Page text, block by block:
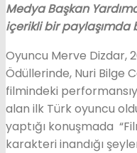
Medya Başkan
içerikli bir paylaşımda
Oyuncu Merve Dizdar,
Ödüllerinde, Nuri Bilge
filmindeki
alan ilk Türk oyuncu
yaptığı konuşmada
karakteri inandığı